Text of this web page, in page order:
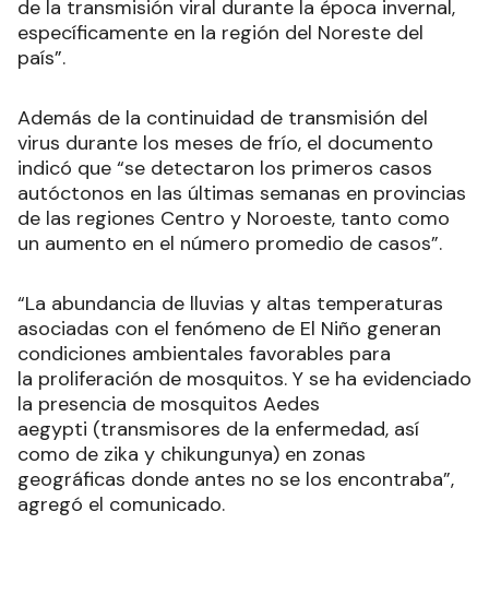
de la transmisión viral durante la época invernal,
específicamente en la región del Noreste del
país”.
Además de la continuidad de transmisión del
virus durante los meses de frío, el documento
indicó que “se detectaron los primeros casos
autóctonos en las últimas semanas en provincias
de las regiones Centro y Noroeste, tanto como
un aumento en el número promedio de casos”.
“La abundancia de lluvias y altas temperaturas
asociadas con el fenómeno de El Niño generan
condiciones ambientales favorables para
la proliferación de mosquitos. Y se ha evidenciado
la presencia de mosquitos Aedes
aegypti (transmisores de la enfermedad, así
como de zika y chikungunya) en zonas
geográficas donde antes no se los encontraba”,
agregó el comunicado.